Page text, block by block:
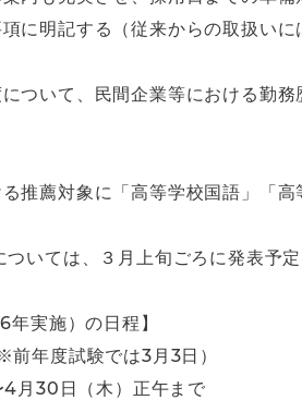
に明記する（従来からの取扱いに
ついて、民間企業等における勤
推薦対象に「高等学校国語」「高
いては、３月上旬ごろに発表予
年実施）の日程】
年度試験では3月3日）
月30日（木）正午まで